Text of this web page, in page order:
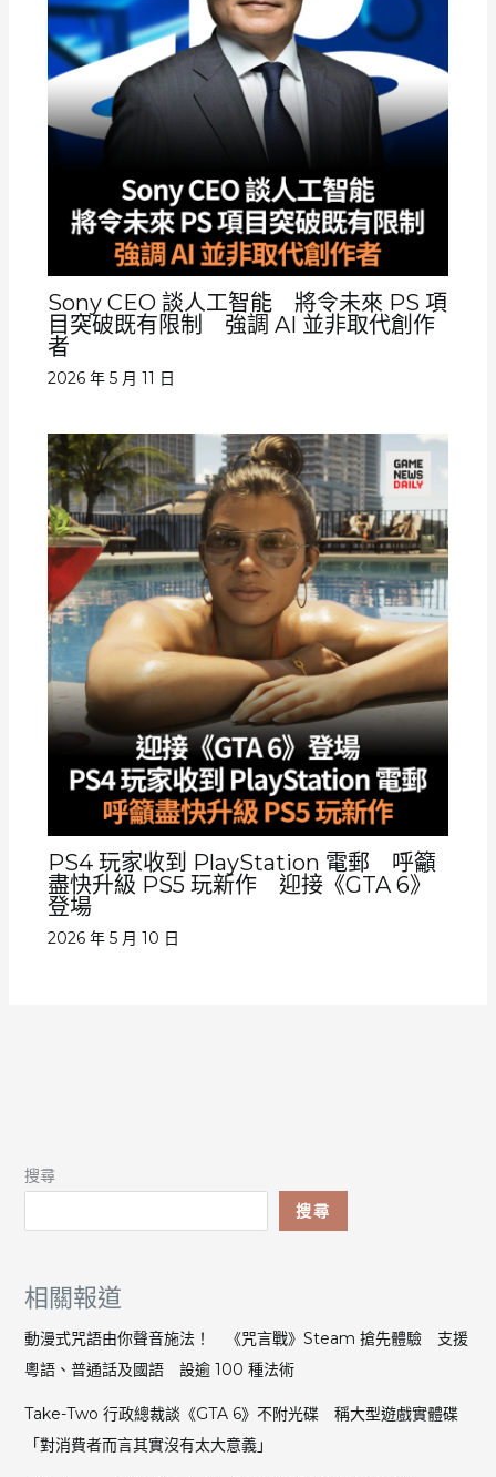
Sony CEO 談人工智能 將令未來 PS 項
目突破既有限制 強調 AI 並非取代創作
者
2026 年 5 月 11 日
PS4 玩家收到 PlayStation 電郵 呼籲
盡快升級 PS5 玩新作 迎接《GTA 6》
登場
2026 年 5 月 10 日
搜尋
搜尋
相關報道
動漫式咒語由你聲音施法！ 《咒言戰》Steam 搶先體驗 支援
粵語、普通話及國語 設逾 100 種法術
Take-Two 行政總裁談《GTA 6》不附光碟 稱大型遊戲實體碟
「對消費者而言其實沒有太大意義」